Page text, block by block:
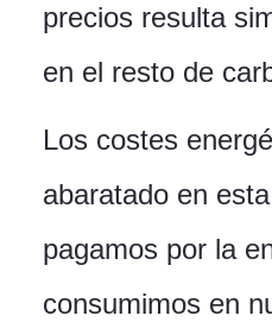
precios resulta
en el resto de
Los costes
abaratado en
pagamos por la
consumimos en